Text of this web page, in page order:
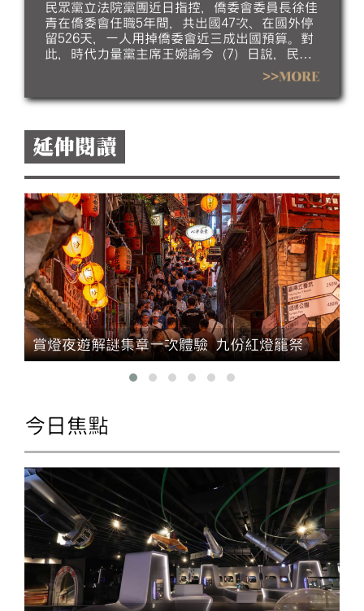
民眾黨立法院黨團近日指控，僑委會委員長徐佳
青在僑委會任職5年間，共出國47次、在國外停
留526天，一人用掉僑委會近三成出國預算。對
此，時代力量黨主席王婉諭今（7）日說，民眾
黨根本搞錯方向。她指出，台灣外交處境非常艱
難，僑委會委員長可藉僑務名義到非邦交國，為
台灣爭取國際曝光，甚至接觸他國政要；若僑委
>>MORE
延伸閱讀
賞燈夜遊解謎集章一次體驗 九份紅燈籠祭
今日焦點